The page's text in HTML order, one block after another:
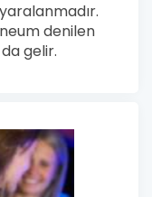
denilen
gelir.